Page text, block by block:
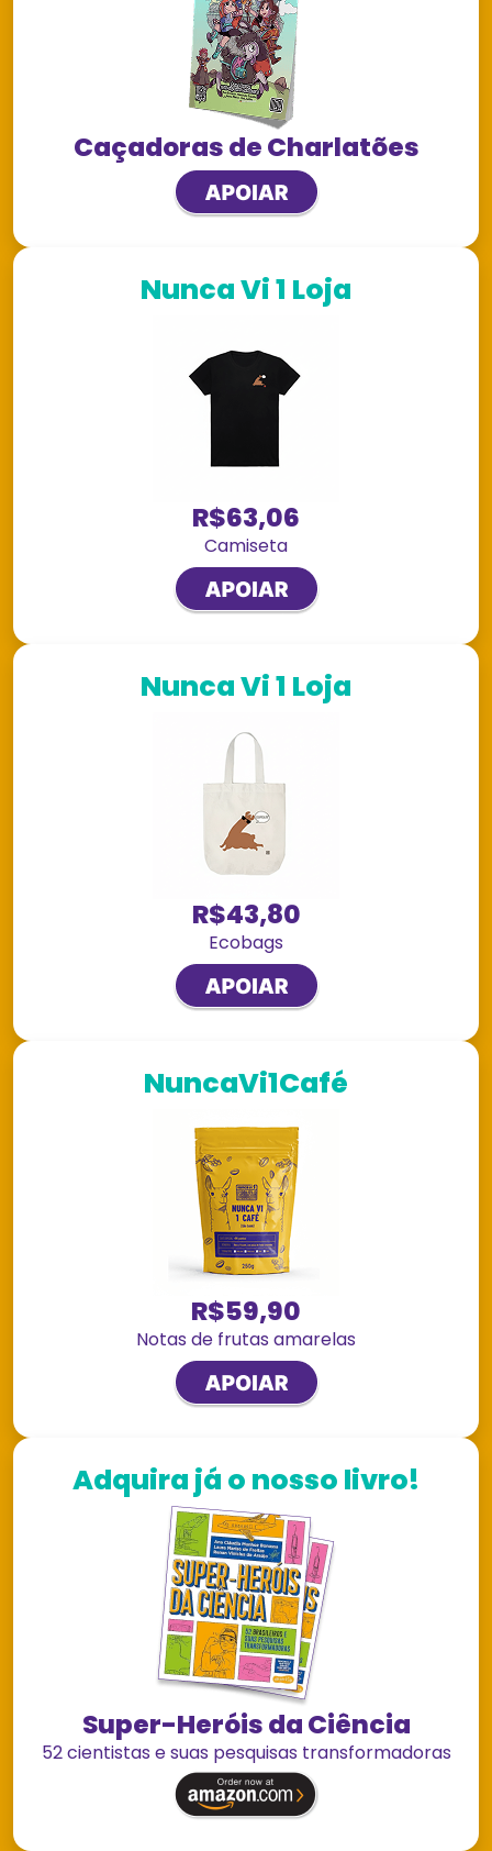
Caçadoras de Charlatões
Nunca Vi 1 Loja
R$63,06
Camiseta
Nunca Vi 1 Loja
R$43,80
Ecobags
NuncaVi1Café
R$59,90
Notas de frutas amarelas
Adquira já o nosso livro!
Super-Heróis da Ciência
52 cientistas e suas pesquisas transformadoras